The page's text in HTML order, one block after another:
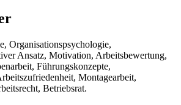
Organisationspsychologie,
Ansatz, Motivation, Arbeitsbewertung,
Führungskonzepte,
Montagearbeit,
Betriebsrat.